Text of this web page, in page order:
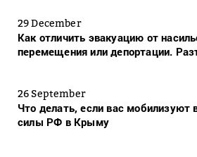
29 December
Как отличить эвакуацию от
перемещения или депортации.
26 September
Что делать, если вас мобилизуют
силы РФ в Крыму